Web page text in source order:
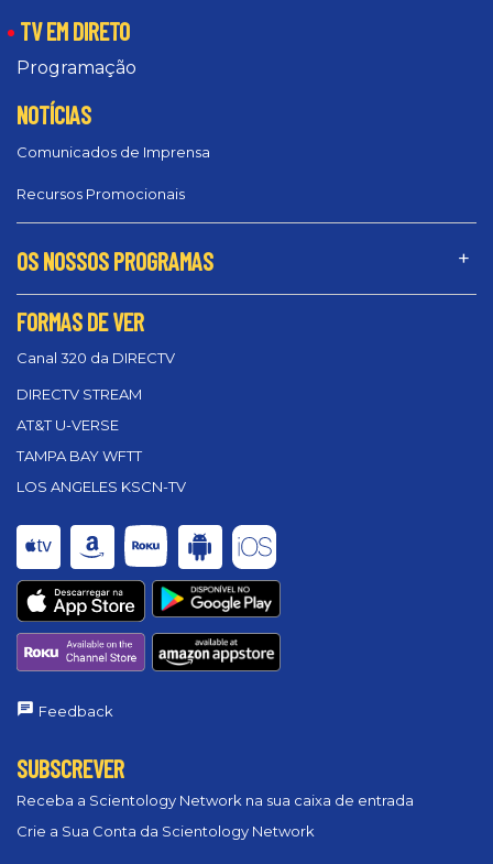
TV EM DIRETO
Programação
NOTÍCIAS
Comunicados de Imprensa
Recursos Promocionais
OS NOSSOS PROGRAMAS
FORMAS DE VER
Canal 320 da DIRECTV
DIRECTV STREAM
AT&T U-VERSE
TAMPA BAY WFTT
LOS ANGELES KSCN-TV
Feedback
SUBSCREVER
Receba a Scientology Network na sua caixa de entrada
Crie a Sua Conta da Scientology Network